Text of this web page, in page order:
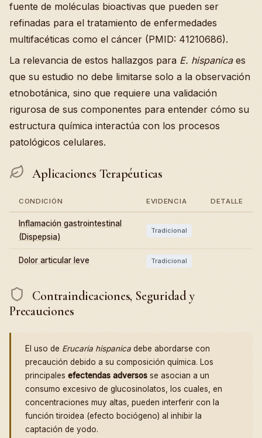
fuente de moléculas bioactivas que pueden ser
refinadas para el tratamiento de enfermedades
multifacéticas como el cáncer (PMID: 41210686).
La relevancia de estos hallazgos para E. hispanicaes
que su estudio no debe limitarse solo a la observación
etnobotánica, sino que requiere una validación
rigurosa de sus componentes para entender cómo su
estructura química interactúa con los procesos
patológicos celulares.
Aplicaciones Terapéuticas
CONDICIÓN EVIDENCIA DETALLE
Inflamación gastrointestinal
(Dispepsia)
Tradicional
Dolor articular leve Tradicional
Contraindicaciones, Seguridad y
Precauciones
El uso de Erucaria hispanica debe abordarse con
precaución debido a su composición química. Los
principales efectendas adversos se asocian a un
consumo excesivo de glucosinolatos, los cuales, en
concentraciones muy altas, pueden interferir con la
función tiroidea (efecto bociógeno) al inhibir la
captación de yodo.